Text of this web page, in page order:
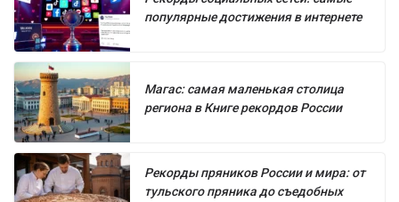
популярные достижения в интернете
Магас: самая маленькая столица
региона в Книге рекордов России
Рекорды пряников России и мира: от
тульского пряника до съедобных